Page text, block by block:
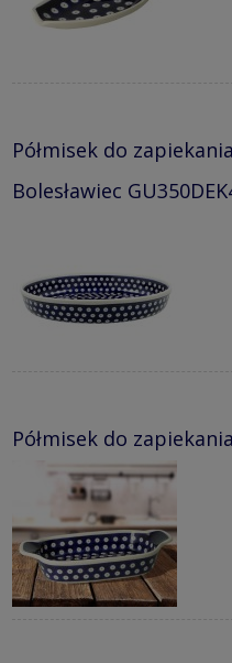
Półmisek do
Bolesławiec
Półmisek do